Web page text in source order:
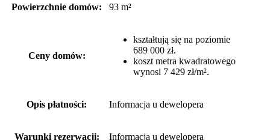
Powierzchnie domów: 93 m²
Ceny domów:
kształtują się na poziomie
689 000 zł.
koszt metra kwadratowego
wynosi 7 429 zł/m².
Opis płatności: Informacja u dewelopera
Warunki rezerwacji: Informacja u dewelopera